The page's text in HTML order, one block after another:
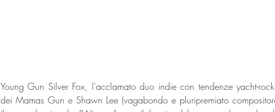
Young Gun Silver Fox, l'acclamato duo indie con tendenze yacht-
dei Mamas Gun e Shawn Lee (vagabondo e pluripremiato